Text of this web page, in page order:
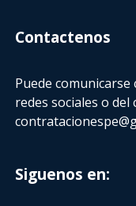
Contactenos
Puede
redes sociales o del
Siguenos en: